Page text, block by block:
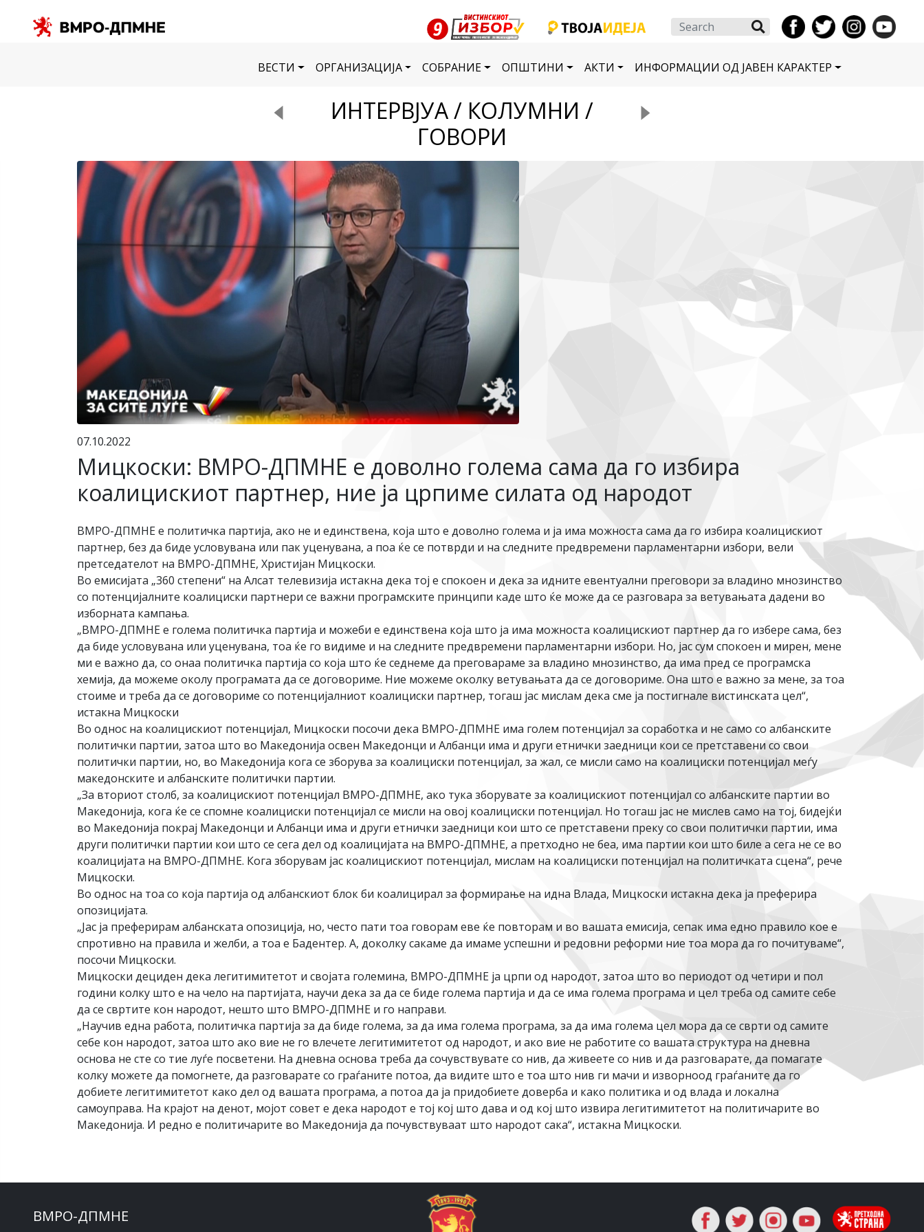
Search
ВЕСТИ ОРГАНИЗАЦИЈА СОБРАНИЕ ОПШТИНИ АКТИ ИНФОРМАЦИИ ОД ЈАВЕН КАРАКТЕР
ИНТЕРВЈУА / КОЛУМНИ /
ГОВОРИ
07.10.2022
Мицкоски: ВМРО-ДПМНЕ е доволно голема сама да го избира
коалицискиот партнер, ние ја црпиме силата од народот
ВМРО-ДПМНЕ е политичка партија, ако не и единствена, која што е доволно голема и ја има можноста сама да го избира коалицискиот
партнер, без да биде условувана или пак уценувана, а поа ќе се потврди и на следните предвремени парламентарни избори, вели
претседателот на ВМРО-ДПМНЕ, Христијан Мицкоски.
Во емисијата „360 степени“ на Алсат телевизија истакна дека тој е спокоен и дека за идните евентуални преговори за владино мнозинство
со потенцијалните коалициски партнери се важни програмските принципи каде што ќе може да се разговара за ветувањата дадени во
изборната кампања.
„ВМРО-ДПМНЕ е голема политичка партија и можеби е единствена која што ја има можноста коалицискиот партнер да го избере сама, без
да биде условувана или уценувана, тоа ќе го видиме и на следните предвремени парламентарни избори. Но, јас сум спокоен и мирен, мене
ми е важно да, со онаа политичка партија со која што ќе седнеме да преговараме за владино мнозинство, да има пред се програмска
хемија, да можеме околу програмата да се договориме. Ние можеме околку ветувањата да се договориме. Она што е важно за мене, за тоа
стоиме и треба да се договориме со потенцијалниот коалициски партнер, тогаш јас мислам дека сме ја постигнале вистинската цел“,
истакна Мицкоски
Во однос на коалицискиот потенцијал, Мицкоски посочи дека ВМРО-ДПМНЕ има голем потенцијал за соработка и не само со албанските
политички партии, затоа што во Македонија освен Македонци и Албанци има и други етнички заедници кои се претставени со свои
политички партии, но, во Македонија кога се зборува за коалициски потенцијал, за жал, се мисли само на коалициски потенцијал меѓу
македонските и албанските политички партии.
„За вториот столб, за коалицискиот потенцијал ВМРО-ДПМНЕ, ако тука зборувате за коалицискиот потенцијал со албанските партии во
Македонија, кога ќе се спомне коалициски потенцијал се мисли на овој коалициски потенцијал. Но тогаш јас не мислев само на тој, бидејќи
во Македонија покрај Македонци и Албанци има и други етнички заедници кои што се претставени преку со свои политички партии, има
други политички партии кои што се сега дел од коалицијата на ВМРО-ДПМНЕ, а претходно не беа, има партии кои што биле а сега не се во
коалицијата на ВМРО-ДПМНЕ. Кога зборувам јас коалицискиот потенцијал, мислам на коалициски потенцијал на политичката сцена“, рече
Мицкоски.
Во однос на тоа со која партија од албанскиот блок би коалицирал за формирање на идна Влада, Мицкоски истакна дека ја преферира
опозицијата.
„Јас ја преферирам албанската опозиција, но, често пати тоа говорам еве ќе повторам и во вашата емисија, сепак има едно правило кое е
спротивно на правила и желби, а тоа е Бадентер. А, доколку сакаме да имаме успешни и редовни реформи ние тоа мора да го почитуваме“,
посочи Мицкоски.
Мицкоски дециден дека легитимитетот и својата големина, ВМРО-ДПМНЕ ја црпи од народот, затоа што во периодот од четири и пол
години колку што е на чело на партијата, научи дека за да се биде голема партија и да се има голема програма и цел треба од самите себе
да се свртите кон народот, нешто што ВМРО-ДПМНЕ и го направи.
„Научив една работа, политичка партија за да биде голема, за да има голема програма, за да има голема цел мора да се сврти од самите
себе кон народот, затоа што ако вие не го влечете легитимитетот од народот, и ако вие не работите со вашата структура на дневна
основа не сте со тие луѓе посветени. На дневна основа треба да сочувствувате со нив, да живеете со нив и да разговарате, да помагате
колку можете да помогнете, да разговарате со граѓаните потоа, да видите што е тоа што нив ги мачи и изворноод граѓаните да го
добиете легитимитетот како дел од вашата програма, а потоа да ја придобиете доверба и како политика и од влада и локална
самоуправа. На крајот на денот, мојот совет е дека народот е тој кој што дава и од кој што извира легитимитетот на политичарите во
Македонија. И редно е политичарите во Македонија да почувствуваат што народот сака“, истакна Мицкоски.
ВМРО-ДПМНЕ